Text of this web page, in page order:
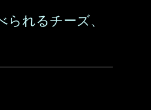
られるチーズ、